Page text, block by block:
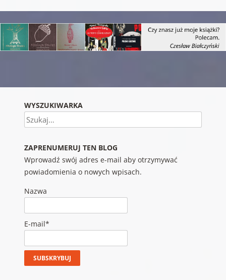
WYSZUKIWARKA
Szukaj
ZAPRENUMERUJ TEN BLOG
Wprowadź swój adres e-mail aby otrzymywać
powiadomienia o nowych wpisach.
Nazwa
E-mail*